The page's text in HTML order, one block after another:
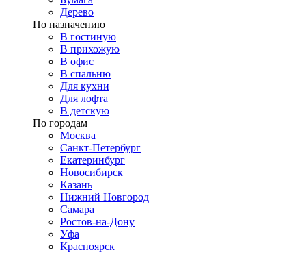
Дерево
По назначению
В гостиную
В прихожую
В офис
В спальню
Для кухни
Для лофта
В детскую
По городам
Москва
Санкт-Петербург
Екатеринбург
Новосибирск
Казань
Нижний Новгород
Самара
Ростов-на-Дону
Уфа
Красноярск